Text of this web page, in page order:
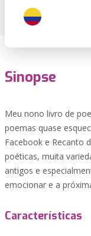
Sinopse
Meu nono livro de
poemas quase
Facebook e Recanto
poéticas, muita
antigos e
emocionar e a
Características